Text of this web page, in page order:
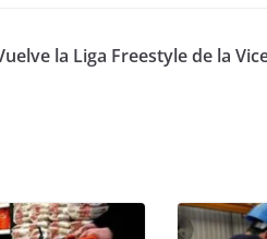
la Liga Freestyle de la